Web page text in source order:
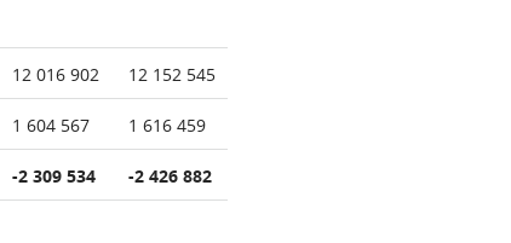
12 016 902 12 152 545
1 604 567 1 616 459
-2 309 534 -2 426 882